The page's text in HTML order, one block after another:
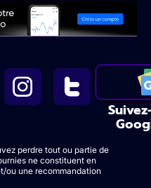
perdre tout ou partie de
ne constituent en
ou une recommandation